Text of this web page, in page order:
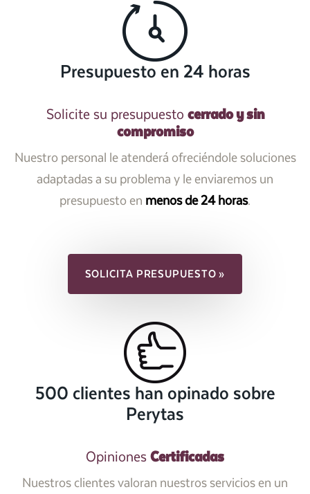
Presupuesto en 24 horas
Solicite su presupuesto cerrado y sin
compromiso
Nuestro personal le atenderá ofreciéndole soluciones
adaptadas a su problema y le enviaremos un
presupuesto en menos de 24 horas.
SOLICITA PRESUPUESTO »
500 clientes han opinado sobre
Perytas
Opiniones Certificadas
Nuestros clientes valoran nuestros servicios en un